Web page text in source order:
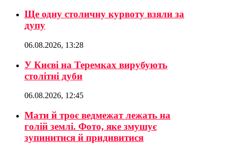
Ще одну столичну курвоту взяли за
дупу
06.08.2026, 13:28
У Києві на Теремках вирубують
столітні дуби
06.08.2026, 12:45
Мати й троє ведмежат лежать на
голій землі. Фото, яке змушує
зупинитися й придивитися